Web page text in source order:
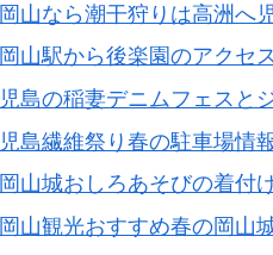
岡山なら潮干狩りは高洲へ
岡山駅から後楽園のアクセ
児島の稲妻デニムフェスと
児島繊維祭り春の駐車場情
岡山城おしろあそびの着付
岡山観光おすすめ春の岡山